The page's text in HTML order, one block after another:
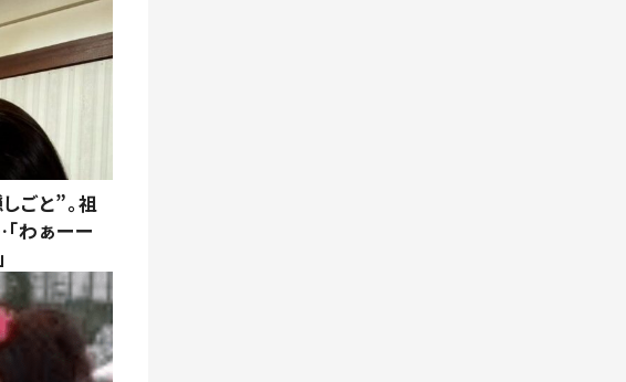
ごと”。祖
わぁーー